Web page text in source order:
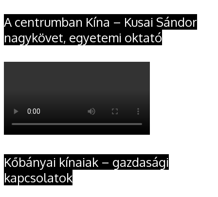
A centrumban Kína – Kusai Sándor
nagykövet, egyetemi oktató
Kőbányai kínaiak – gazdasági
kapcsolatok